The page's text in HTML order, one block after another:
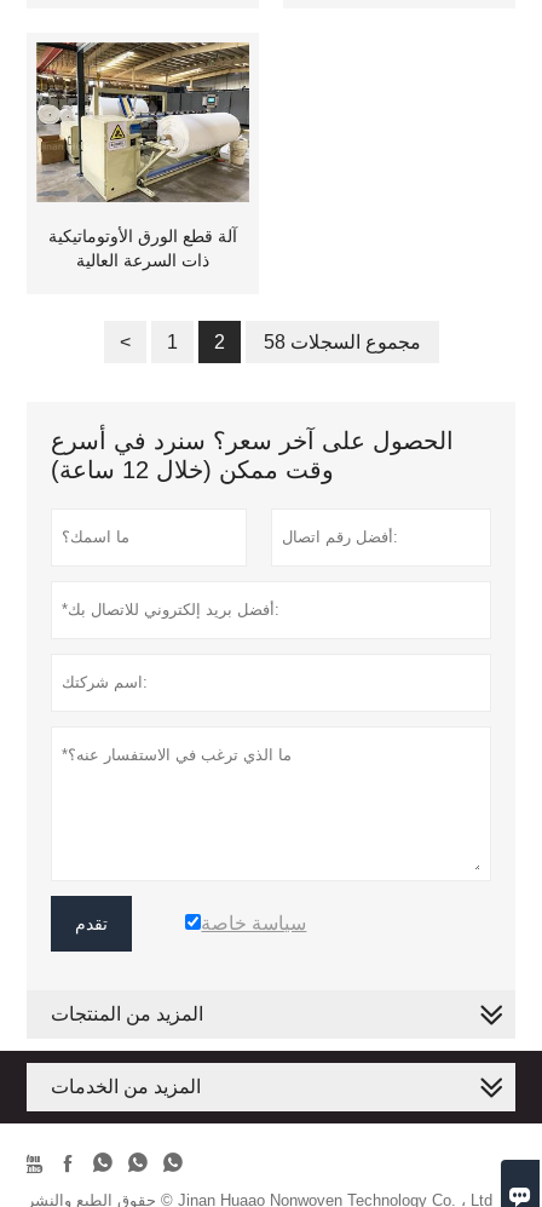

آلة قطع الورق الأوتوماتيكية
ذات السرعة العالية
< 1 2 58 مجموع السجلات
الحصول على آخر سعر؟ سنرد في أسرع
وقت ممكن (خلال 12 ساعة)
تقدم سياسة خاصة
المزيد من المنتجات
المزيد من الخدمات
    
حقوق الطبع والنشر © Jinan Huaao Nonwoven Technology Co. ، Ltd